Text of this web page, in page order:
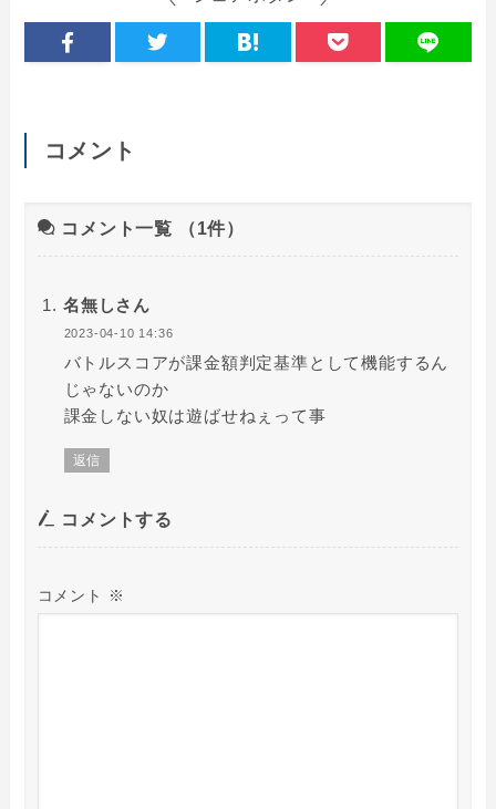
コメント
コメント一覧 （1件）
名無しさん
2023-04-10 14:36
バトルスコアが課金額判定基準として機能するん
じゃないのか
課金しない奴は遊ばせねぇって事
返信
コメントする
コメント ※